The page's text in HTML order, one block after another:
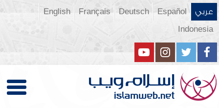
عربي Español
Deutsch
Français
English
Indonesia